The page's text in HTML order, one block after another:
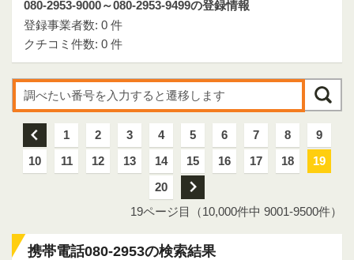
080-2953-9000～080-2953-9499の登録情報
登録事業者数: 0 件
クチコミ件数: 0 件
前 1 2 3 4 5 6 7 8
9
10
11 12 13 14 15 16 17 18
19
20
次
19ページ目（10,000件中 9001-9500件）
携帯電話080-2953の検索結果